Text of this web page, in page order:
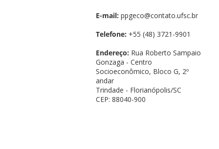
E-mail: ppgeco@contato.ufsc.br
Telefone: +55 (48) 3721-9901
Endereço: Rua Roberto Sampaio
Gonzaga - Centro
Socioeconômico, Bloco G, 2º
andar
Trindade - Florianópolis/SC
CEP: 88040-900